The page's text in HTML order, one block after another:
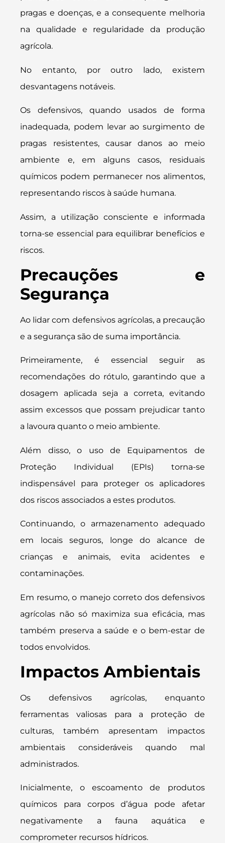
pragas e doenças, e a consequente melhoria
na qualidade e regularidade da produção
agrícola.
No entanto, por outro lado, existem
desvantagens notáveis.
Os defensivos, quando usados de forma
inadequada, podem levar ao surgimento de
pragas resistentes, causar danos ao meio
ambiente e, em alguns casos, residuais
químicos podem permanecer nos alimentos,
representando riscos à saúde humana.
Assim, a utilização consciente e informada
torna-se essencial para equilibrar benefícios e
riscos.
Precauções e
Segurança
Ao lidar com defensivos agrícolas, a precaução
e a segurança são de suma importância.
Primeiramente, é essencial seguir as
recomendações do rótulo, garantindo que a
dosagem aplicada seja a correta, evitando
assim excessos que possam prejudicar tanto
a lavoura quanto o meio ambiente.
Além disso, o uso de Equipamentos de
Proteção Individual (EPIs) torna-se
indispensável para proteger os aplicadores
dos riscos associados a estes produtos.
Continuando, o armazenamento adequado
em locais seguros, longe do alcance de
crianças e animais, evita acidentes e
contaminações.
Em resumo, o manejo correto dos defensivos
agrícolas não só maximiza sua eficácia, mas
também preserva a saúde e o bem-estar de
todos envolvidos.
Impactos Ambientais
Os defensivos agrícolas, enquanto
ferramentas valiosas para a proteção de
culturas, também apresentam impactos
ambientais consideráveis quando mal
administrados.
Inicialmente, o escoamento de produtos
químicos para corpos d’água pode afetar
negativamente a fauna aquática e
comprometer recursos hídricos.